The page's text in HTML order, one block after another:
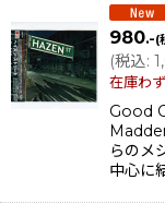
980.-(
(税込:
在庫わ
Good
らのメ
中心に